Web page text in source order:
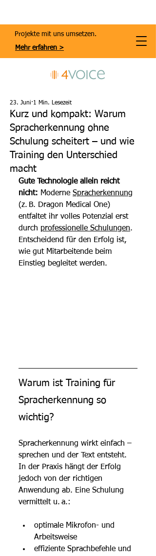
Projekte mit uns umsetzen.
Mehr erfahren >
Kurz und kompakt: Warum
Spracherkennung ohne
Schulung scheitert – und wie
Training den Unterschied
macht
23. Juni 1 Min. Lesezeit
Gute Technologie allein reicht
nicht: Moderne Spracherkennung
(z. B. Dragon Medical One)
entfaltet ihr volles Potenzial erst
durch professionelle Schulungen.
Entscheidend für den Erfolg ist,
wie gut Mitarbeitende beim
Einstieg begleitet werden.
Warum ist Training für
Spracherkennung so
wichtig?
Spracherkennung wirkt einfach –
sprechen und der Text entsteht.
In der Praxis hängt der Erfolg
jedoch von der richtigen
Anwendung ab. Eine Schulung
vermittelt u. a.:
optimale Mikrofon- und
Arbeitsweise
effiziente Sprachbefehle und